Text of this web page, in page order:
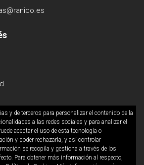
y de terceros para personalizar el contenido de la
a las redes sociales y para analizar el
aceptar el uso de esta tecnología o
y poder rechazarla, y así controlar
se recopila y gestiona a través de los
Para obtener más información al respecto,